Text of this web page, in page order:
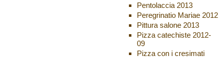
Pentolaccia 2013
Peregrinatio Mariae 2012
Pittura salone 2013
Pizza catechiste 2012-
09
Pizza con i cresimati